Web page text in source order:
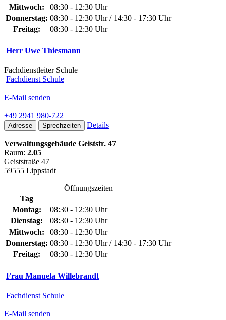
Mittwoch:
08:30 - 12:30 Uhr
Donnerstag: 08:30 - 12:30 Uhr / 14:30 - 17:30 Uhr
Freitag:
08:30 - 12:30 Uhr
Herr Uwe Thiesmann
Fachdienstleiter Schule
Fachdienst Schule
E-Mail senden
+49 2941 980-722
Adresse Sprechzeiten Details
Verwaltungsgebäude Geiststr. 47
Raum: 2.05
Geiststraße 47
59555 Lippstadt
Öffnungszeiten
Tag
Montag:
08:30 - 12:30 Uhr
Dienstag:
08:30 - 12:30 Uhr
Mittwoch:
08:30 - 12:30 Uhr
Donnerstag: 08:30 - 12:30 Uhr / 14:30 - 17:30 Uhr
Freitag:
08:30 - 12:30 Uhr
Frau Manuela Willebrandt
Fachdienst Schule
E-Mail senden